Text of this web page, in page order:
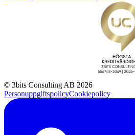
© 3bits Consulting AB 2026
PersonuppgiftspolicyCookiepolicy